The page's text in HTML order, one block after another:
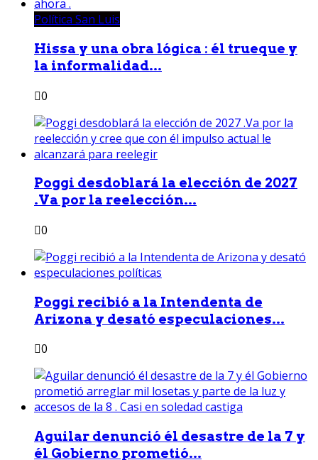
Política San Luis
Hissa y una obra lógica : él trueque y
la informalidad...
0
Poggi desdoblará la elección de 2027
.Va por la reelección...
0
Poggi recibió a la Intendenta de
Arizona y desató especulaciones...
0
Aguilar denunció él desastre de la 7 y
él Gobierno prometió...